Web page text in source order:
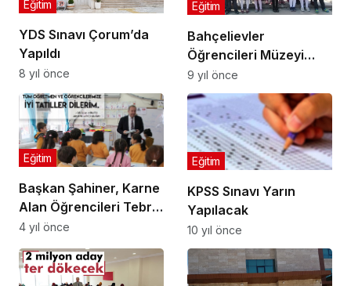
YDS Sınavı Çorum’da
Yapıldı
Eğitim
8 yıl önce
Bahçelievler
Öğrencileri Müzeyi
Gezdi
Eğitim
9 yıl önce
Başkan Şahiner, Karne
Alan Öğrencileri Tebrik
Etti
Eğitim
4 yıl önce
KPSS Sınavı Yarın
Yapılacak
Eğitim
10 yıl önce